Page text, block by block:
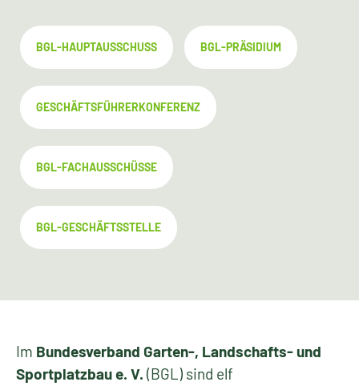
BGL-HAUPTAUSSCHUSS BGL-PRÄSIDIUM
GESCHÄFTSFÜHRERKONFERENZ
BGL-FACHAUSSCHÜSSE
BGL-GESCHÄFTSSTELLE
Im Bundesverband Garten-, Landschafts- und
Sportplatzbau e. V. (BGL) sind elf